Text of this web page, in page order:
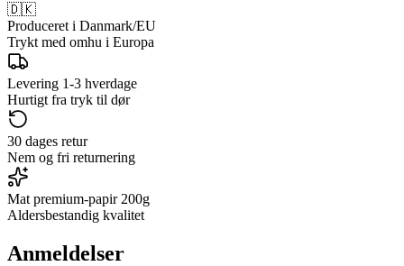
🇩🇰
Produceret i Danmark/EU
Trykt med omhu i Europa
Levering 1-3 hverdage
Hurtigt fra tryk til dør
30 dages retur
Nem og fri returnering
Mat premium-papir 200g
Aldersbestandig kvalitet
Anmeldelser